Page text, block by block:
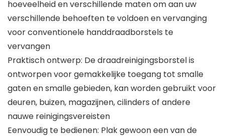
hoeveelheid en verschillende maten om aan uw
verschillende behoeften te voldoen en vervanging
voor conventionele handdraadborstels te
vervangen
Praktisch ontwerp: De draadreinigingsborstel is
ontworpen voor gemakkelijke toegang tot smalle
gaten en smalle gebieden, kan worden gebruikt voor
deuren, buizen, magazijnen, cilinders of andere
nauwe reinigingsvereisten
Eenvoudig te bedienen: Plak gewoon een van de